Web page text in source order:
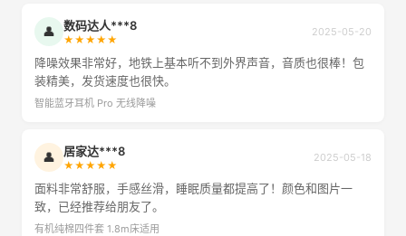
👤 数码达人***8
★★★★★
2025-05-20
降噪效果非常好，地铁上基本听不到外界声音，音质也很棒！包
装精美，发货速度也很快。
智能蓝牙耳机 Pro 无线降噪
👤 居家达***8
★★★★★
2025-05-18
面料非常舒服，手感丝滑，睡眠质量都提高了！颜色和图片一
致，已经推荐给朋友了。
有机纯棉四件套 1.8m床适用